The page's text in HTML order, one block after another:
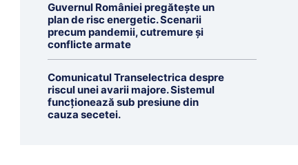
Guvernul României pregătește un
plan de risc energetic. Scenarii
precum pandemii, cutremure și
conflicte armate
Comunicatul Transelectrica despre
riscul unei avarii majore. Sistemul
funcționează sub presiune din
cauza secetei.